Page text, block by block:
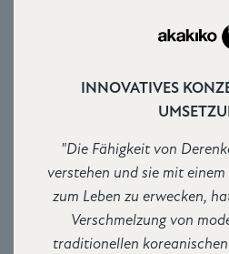
INNOVATIVES
"Die Fähigkeit von
verstehen und sie mit
zum Leben zu erwecken,
Verschmelzung von
traditionellen